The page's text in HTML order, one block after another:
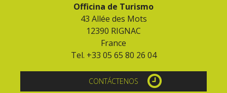
Officina de Turismo
43 Allée des Mots
12390 RIGNAC
France
Tel. +33 05 65 80 26 04
CONTÁCTENOS